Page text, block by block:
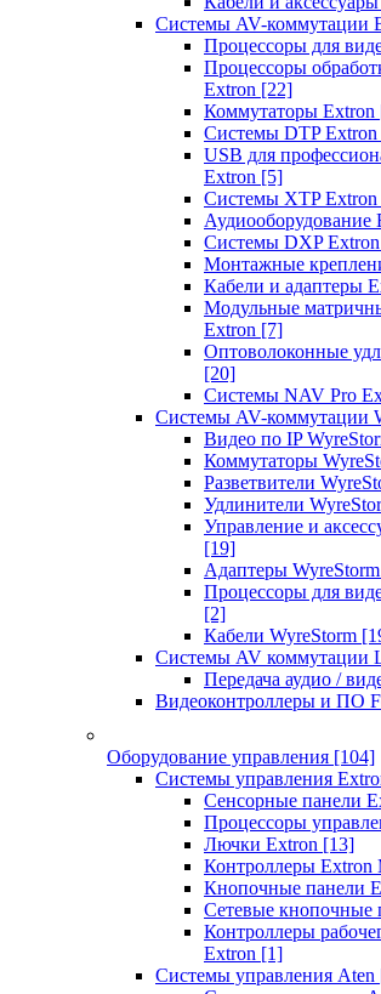
Системы AV-коммутации
Процессоры для
Процессоры
Extron [22]
Коммутаторы Extron
Системы DTP Extron
USB для
Extron [5]
Системы XTP Extron
Аудиооборудование
Системы DXP Extron
Монтажные
Кабели и адаптеры
Модульные
Extron [7]
Оптоволоконные
[20]
Системы NAV Pro
Системы AV-коммутации
Видео по IP
Коммутаторы
Разветвители
Удлинители
Управление и
[19]
Адаптеры WyreStorm
Процессоры для
[2]
Кабели WyreStorm
Системы AV коммутации
Передача аудио /
Видеоконтроллеры и ПО
Оборудование управления [104]
Системы управления
Сенсорные панели
Процессоры
Лючки Extron [13]
Контроллеры Extron
Кнопочные панели
Сетевые кнопочные
Контроллеры
Extron [1]
Системы управления Aten